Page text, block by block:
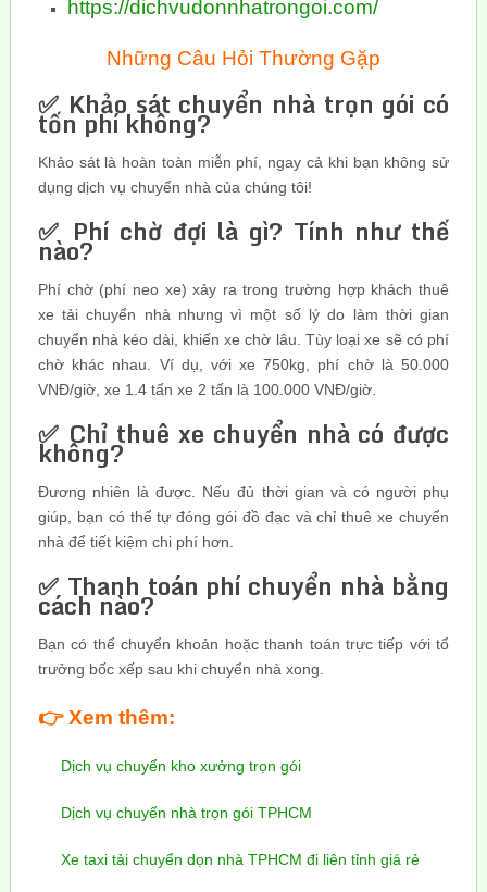
https://dichvudonnhatrongoi.com/
Những Câu Hỏi Thường Gặp
✅ Khảo sát chuyển nhà trọn gói có
tốn phí không?
Khảo sát là hoàn toàn miễn phí, ngay cả khi bạn không sử
dụng dịch vụ chuyển nhà của chúng tôi!
✅ Phí chờ đợi là gì? Tính như thế
nào?
Phí chờ (phí neo xe) xảy ra trong trường hợp khách thuê
xe tải chuyển nhà nhưng vì một số lý do làm thời gian
chuyển nhà kéo dài, khiến xe chờ lâu. Tùy loại xe sẽ có phí
chờ khác nhau. Ví dụ, với xe 750kg, phí chờ là 50.000
VNĐ/giờ, xe 1.4 tấn xe 2 tấn là 100.000 VNĐ/giờ.
✅ Chỉ thuê xe chuyển nhà có được
không?
Đương nhiên là được. Nếu đủ thời gian và có người phụ
giúp, bạn có thể tự đóng gói đồ đạc và chỉ thuê xe chuyển
nhà để tiết kiệm chi phí hơn.
✅ Thanh toán phí chuyển nhà bằng
cách nào?
Bạn có thể chuyển khoản hoặc thanh toán trực tiếp với tổ
trưởng bốc xếp sau khi chuyển nhà xong.
👉Xem thêm:
Dịch vụ chuyển kho xưởng trọn gói
Dịch vụ chuyển nhà trọn gói TPHCM
Xe taxi tải chuyển dọn nhà TPHCM đi liên tỉnh giá rẻ